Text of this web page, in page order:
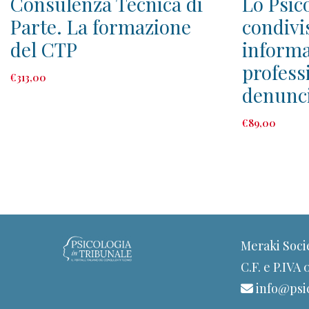
Parte. La formazione
del CTP
€313,00
€89,00
Meraki
C.F. e P.IVA